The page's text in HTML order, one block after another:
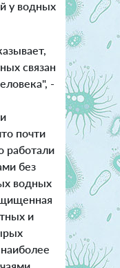
у водных
связан
-
почти
работали
без
водных
и